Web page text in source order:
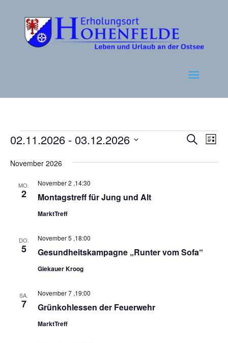
Veranstaltungen
und
SucheListe
02.11.2026 - 03.12.2026
wählen.
November 2026
MO.
2 Montagstreff für Jung und Alt
November 2 ,14:30
MarktTreff
DO.
5 Gesundheitskampagne „Runter vom Sofa“
November 5 ,18:00
Giekauer Kroog
SA.
7 Grünkohlessen der Feuerwehr
November 7 ,19:00
MarktTreff